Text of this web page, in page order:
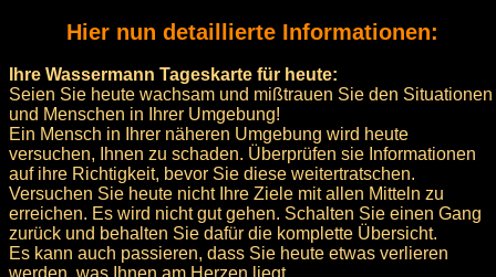
Hier nun detaillierte Informationen:
Ihre Wassermann Tageskarte für heute:
Seien Sie heute wachsam und mißtrauen Sie den Situationen
und Menschen in Ihrer Umgebung!
Ein Mensch in Ihrer näheren Umgebung wird heute
versuchen, Ihnen zu schaden. Überprüfen sie Informationen
auf ihre Richtigkeit, bevor Sie diese weitertratschen.
Versuchen Sie heute nicht Ihre Ziele mit allen Mitteln zu
erreichen. Es wird nicht gut gehen. Schalten Sie einen Gang
zurück und behalten Sie dafür die komplette Übersicht.
Es kann auch passieren, dass Sie heute etwas verlieren
werden, was Ihnen am Herzen liegt.